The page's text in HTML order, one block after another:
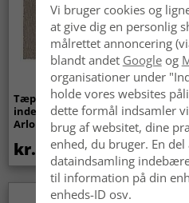
Tæpper til
indendørs/udendørs brug -
Arlo (beige)
kr.439
Vi bruger cookies og
at give dig en personlig
målrettet annoncering
blandt andet Googleog
organisationer under
holde vores websites
dette formål indsamler
brug af websitet, dine
enhed, du bruger. En del
dataindsamling
til information på din
enheds-ID osv.